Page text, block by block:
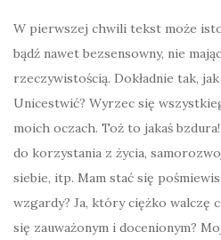
W pierwszej chwili tekst może
bądź nawet bezsensowny, nie
rzeczywistością. Dokładnie tak,
Unicestwić? Wyrzec się
moich oczach. Toż to jakaś
do korzystania z życia,
siebie, itp. Mam stać się
wzgardy? Ja, który ciężko walczę
się zauważonym i docenionym?